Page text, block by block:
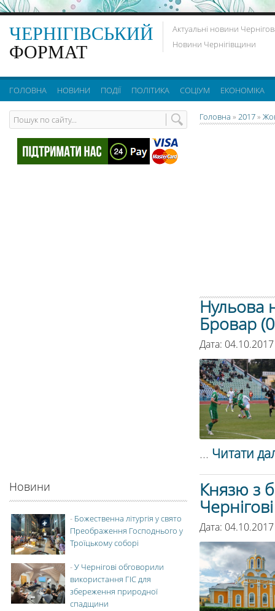
ЧЕРНІГІВСЬКИЙ
ФОРМАТ
Актуальні новини
Новини Чернігівщини
ГОЛОВНА НОВИНИ ПОДІЇ ПОЛІТИКА СОЦІУМ ЕКОНОМІКА
Головна » 2017»
Нульова
Бровар
Дата:
... Читати
Князю з
Чернігові
Дата:
Новини
- Божественна літургія у свято
Преображення Господнього у
Троїцькому соборі
-У Чернігові обговорили
використання ГІС для
збереження природної
спадщини